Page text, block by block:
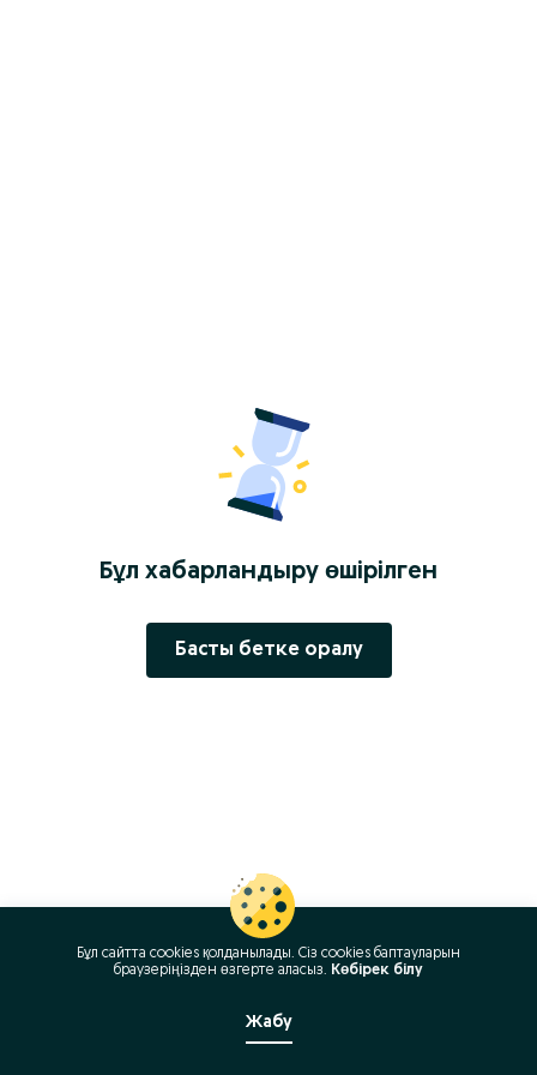
Бұл хабарландыру өшірілген
Басты бетке оралу
Бұл сайтта cookies қолданылады. Сіз cookies баптауларын
браузеріңізден өзгерте аласыз. Көбірек білу
Жабу